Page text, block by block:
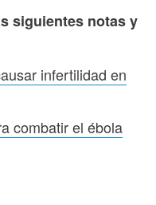
siguientes notas y
infertilidad en
combatir el ébola